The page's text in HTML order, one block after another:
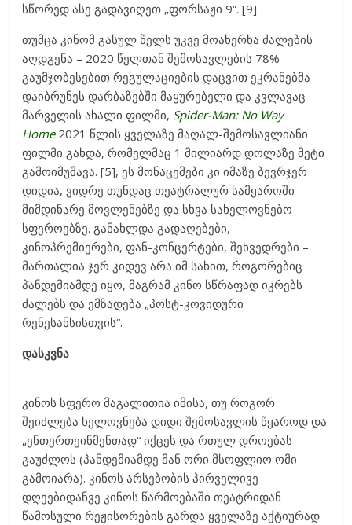
სწორედ ასე გადავიღეთ „ფორსაჟი 9“. [9]
თუმცა კინომ გასულ წელს უკვე მოახერხა ძალების
აღდგენა – 2020 წელთან შემოსავლების 78%
გაუმჯობესებით რეგულაციების დაცვით ეკრანებმა
დაიბრუნეს დარბაზებში მაყურებელი და კვლავაც
მარველის ახალი ფილმი, Spider-Man: No Way
Home2021 წლის ყველაზე მაღალ-შემოსავლიანი
ფილმი გახდა, რომელმაც 1 მილიარდ დოლაზე მეტი
გამოიმუშავა. [5], ეს მონაცემები კი იმაზე ბევრჯერ
დიდია, ვიდრე თუნდაც თეატრალურ სამყაროში
მიმდინარე მოვლენებზე და სხვა სახელოვნებო
სფეროებზე. განახლდა გადაღებები,
კინოპრემიერები, ფან-კონცერტები, შეხვედრები –
მართალია ჯერ კიდევ არა იმ სახით, როგორებიც
პანდემიამდე იყო, მაგრამ კინო სწრაფად იკრებს
ძალებს და ემზადება „პოსტ-კოვიდური
რენესანსისთვის“.
დასკვნა
კინოს სფერო მაგალითია იმისა, თუ როგორ
შეიძლება ხელოვნება დიდი შემოსავლის წყაროდ და
„ენთერთეინმენთად“ იქცეს და რთულ დროებას
გაუძლოს (პანდემიამდე მან ორი მსოფლიო ომი
გამოიარა). კინოს არსებობის პირველივე
დღეებიდანვე კინოს წარმოებაში თეატრიდან
წამოსული რეჟისორების გარდა ყველაზე აქტიურად